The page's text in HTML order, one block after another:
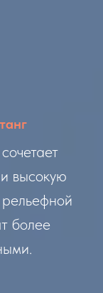
высокую
рельефной
более